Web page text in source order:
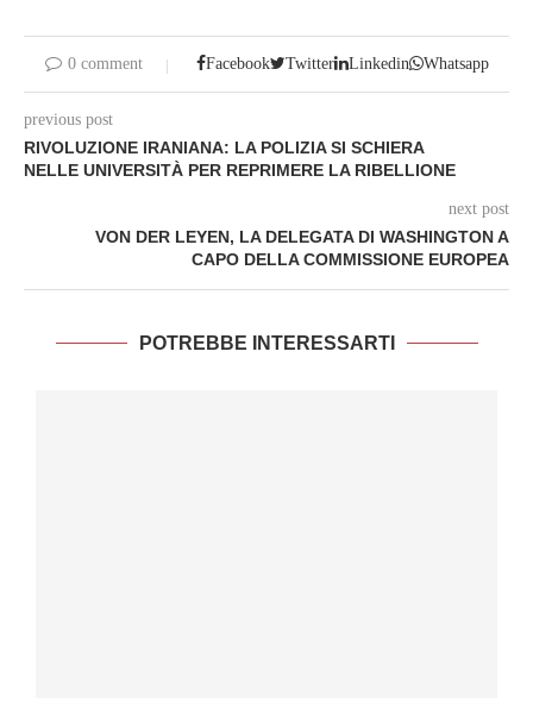
0 comment Facebook Twitter Linkedin Whatsapp
previous post
RIVOLUZIONE IRANIANA: LA POLIZIA SI SCHIERA
NELLE UNIVERSITÀ PER REPRIMERE LA RIBELLIONE
next post
VON DER LEYEN, LA DELEGATA DI WASHINGTON A
CAPO DELLA COMMISSIONE EUROPEA
POTREBBE INTERESSARTI